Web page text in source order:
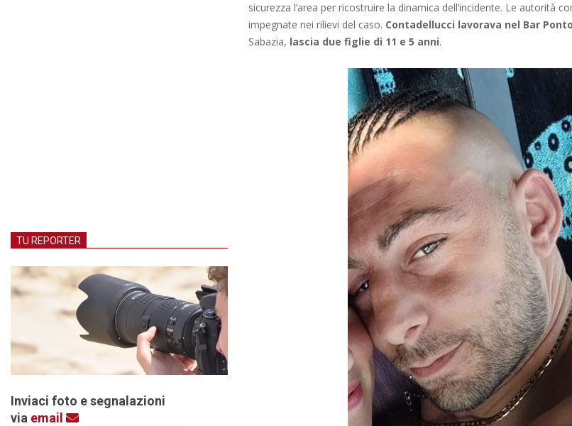
sicurezza l’area per ricostruire la dinamica dell’incidente. Le autorità
impegnate nei rilievi del caso. Contadellucci lavorava nel Bar
Sabazia, lascia due figlie di 11 e 5 anni.
TU REPORTER
Inviaci foto e segnalazioni
via email